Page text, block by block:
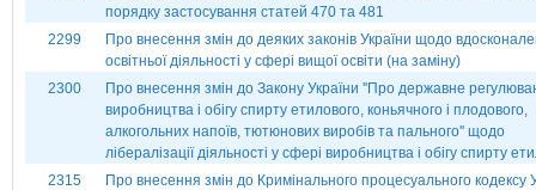
порядку застосування статей 470 та 481
2299
Про внесення змін до деяких законів України щодо
освітньої діяльності у сфері вищої освіти (на заміну)
2300
Про внесення змін до Закону України ''Про державне
виробництва і обігу спирту етилового, коньячного і плодового,
алкогольних напоїв, тютюнових виробів та пального'' щодо
лібералізації діяльності у сфері виробництва і обігу спирту
2315
Про внесення змін до Кримінального процесуального кодексу